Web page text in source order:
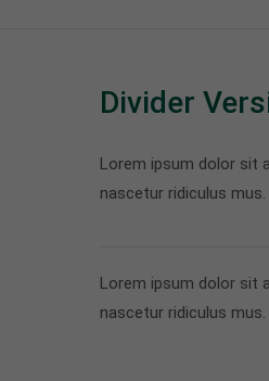
Divider
Lorem ipsum dolor sit
nascetur ridiculus
Lorem ipsum dolor sit
nascetur ridiculus